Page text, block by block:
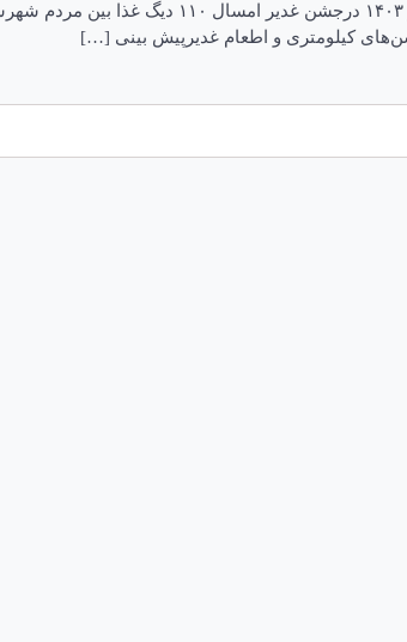
پخت ۱۱۰ دیگ غذا به مناسبت عیدغدیر در
کیلومتری و اطعام غدیرپیش بینی […]